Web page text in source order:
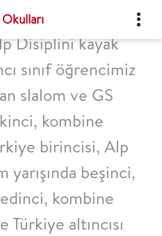
Disiplini kayak
sınıf öğrencimiz
slalom ve GS
kombine
birincisi, Alp
yarışında beşinci,
kombine
Türkiye altıncısı